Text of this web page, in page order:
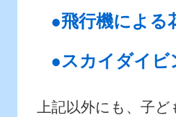
●飛行機による
●スカイダイビ
上記以外にも、子